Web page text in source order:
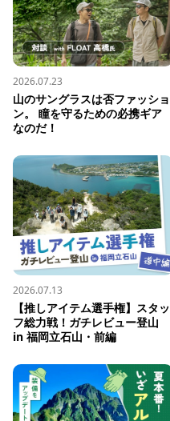
2026.07.23
山のサングラスは否ファッショ
ン。 瞳を守るための必携ギア
なのだ！
2026.07.13
【推しアイテム選手権】スタッ
フ総力戦！ガチレビュー登山
in 福岡立石山・前編